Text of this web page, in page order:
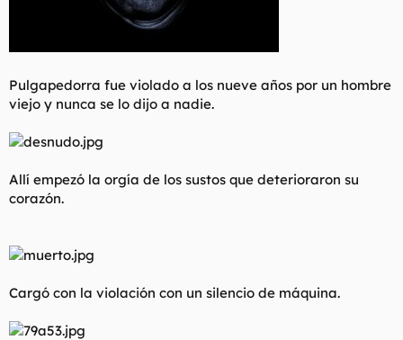
Pulgapedorra fue violado a los nueve años por un hombre
viejo y nunca se lo dijo a nadie.
Allí empezó la orgía de los sustos que deterioraron su
corazón.
Cargó con la violación con un silencio de máquina.